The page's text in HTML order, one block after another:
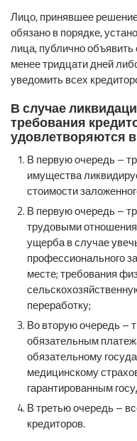
Лицо, принявшее
обязано в порядке,
лица, публично
менее тридцати дней
уведомить всех
В случае
требования
удовлетворяются
В первую очередь –
имущества
стоимости
В первую очередь –
трудовыми
ущерба в случае
профессионального
месте; требования
переработку;
Во вторую очередь –
обязательным
обязательному
медицинскому
гарантированным
В третью очередь –
кредиторов.